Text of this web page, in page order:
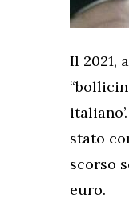
Il 2021,
stato
scorso
euro.